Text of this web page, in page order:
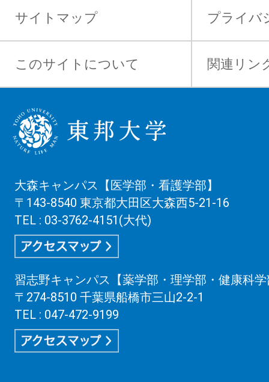
サイトマップ プライバ
このサイトについて 関連リン
大森キャンパス【医学部・看護学部】
〒143-8540 東京都大田区大森西5-21-16
TEL : 03-3762-4151(大代)
習志野キャンパス【薬学部・理学部・健康科
〒274-8510 千葉県船橋市三山2-2-1
TEL : 047-472-9199